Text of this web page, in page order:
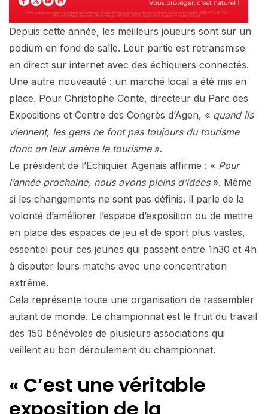
Depuis cette année, les meilleurs joueurs sont sur un
podium en fond de salle. Leur partie est retransmise
en direct sur internet avec des échiquiers connectés.
Une autre nouveauté : un marché local a été mis en
place. Pour Christophe Conte, directeur du Parc des
Expositions et Centre des Congrès d’Agen, « quand ils
viennent, les gens ne font pas toujours du tourisme
donc on leur amène le tourisme».
Le président de l’Echiquier Agenais affirme : « Pour
l’année prochaine, nous avons pleins d’idées ». Même
si les changements ne sont pas définis, il parle de la
volonté d’améliorer l’espace d’exposition ou de mettre
en place des espaces de jeu et de sport plus vastes,
essentiel pour ces jeunes qui passent entre 1h30 et 4h
à disputer leurs matchs avec une concentration
extrême.
Cela représente toute une organisation de rassembler
autant de monde. Le championnat est le fruit du travail
des 150 bénévoles de plusieurs associations qui
veillent au bon déroulement du championnat.
« C’est une véritable